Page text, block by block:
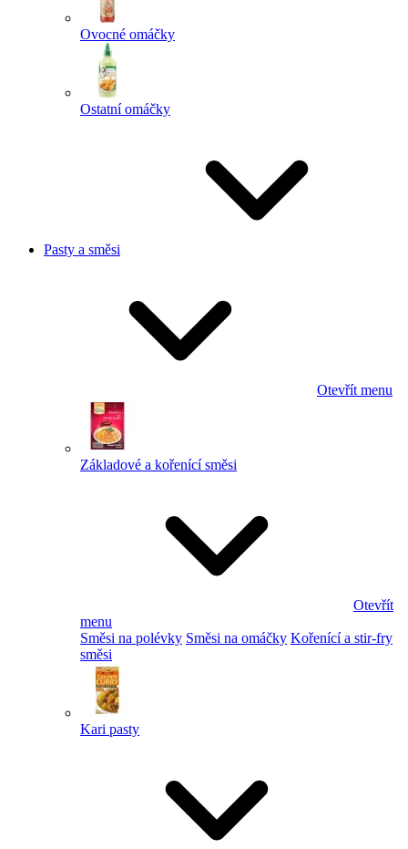
Ovocné omáčky
Ostatní omáčky
Pasty a směsi
Otevřít menu
Základové a kořenící směsi
Otevřít
menu
Směsi na polévky Směsi na omáčky Kořenící a stir-fry
směsi
Kari pasty